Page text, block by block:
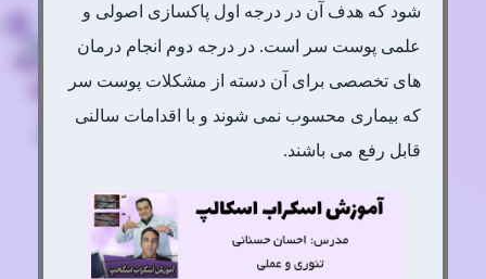
شود که هدف آن در درجه اول پاکسازی اصولی و
علمی پوست سر است. در درجه دوم انجام درمان
های تخصصی برای آن دسته از مشکلات پوست سر
که بیماری محسوب نمی شوند و با اقدامات سالنی
قابل رفع می باشند.